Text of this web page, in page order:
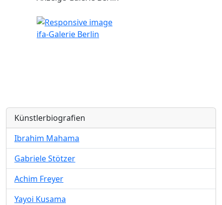
ifa-Galerie Berlin
Künstlerbiografien
Ibrahim Mahama
Gabriele Stötzer
Achim Freyer
Yayoi Kusama